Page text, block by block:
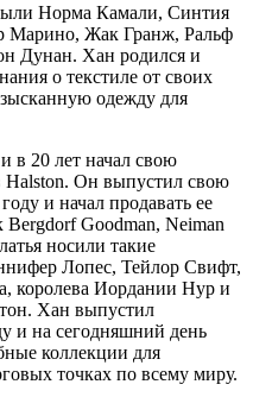
Норма Камали, Синтия
Марино, Жак Гранж, Ральф
Дунан. Хан родился и
о текстиле от своих
одежду для
в 20 лет начал свою
Halston. Он выпустил свою
и начал продавать ее
Goodman, Neiman
носили такие
Лопес, Тейлор Свифт,
королева Иордании Нур и
Хан выпустил
и на сегодняшний день
коллекции для
точках по всему миру.